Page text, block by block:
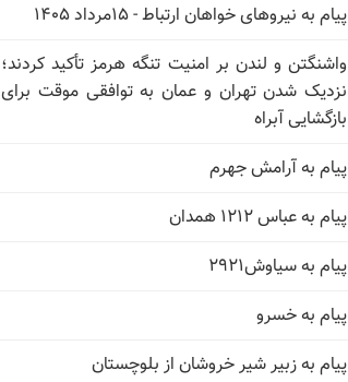
پیام به نیروهای خواهان ارتباط - ۱۵مرداد ۱۴۰۵
واشنگتن و لندن بر امنیت تنگه هرمز تأکید کردند؛
نزدیک شدن تهران و عمان به توافقی موقت برای
بازگشایی آبراه
پیام به آرامش جهرم
پیام به عباس ۱۲۱۲ همدان
پیام به سیاوش۲۹۲۱
پیام به خسرو
پیام به زبیر شیر خروشان از بلوچستان